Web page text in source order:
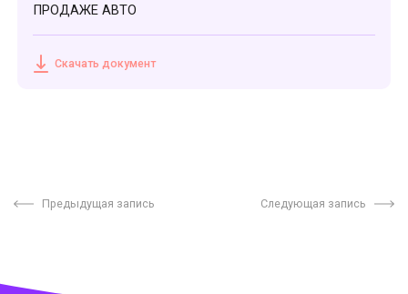
ПРОДАЖЕ АВТО
Скачать документ
Предыдущая запись Следующая запись